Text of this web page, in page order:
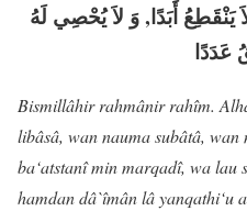
يَنْقَطِعُ أَبَدًا, وَ لاَ يُحْصِي لَهُ
عَدَدًا
Bismillâhir rahmânir rahîm.
libâsâ, wan nauma subâtâ,
ba‘atstanî min marqadî, wa lau
hamdan dâ`îmân lâ yanqathi‘u